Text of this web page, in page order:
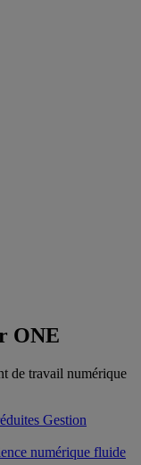
ONE
de travail numérique
Gestion
numérique fluide